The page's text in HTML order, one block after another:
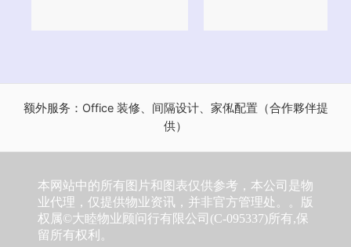
额外服务：Office 装修、间隔设计、家俬配置（合作夥伴提
供）
本网站中的所有图片和图表仅供参考，本公司是物
业代理，仅提供物业资讯，并非官方管理处。。版
权属©大睦物业顾问行有限公司(C-095337)所有,保
留所有权利。